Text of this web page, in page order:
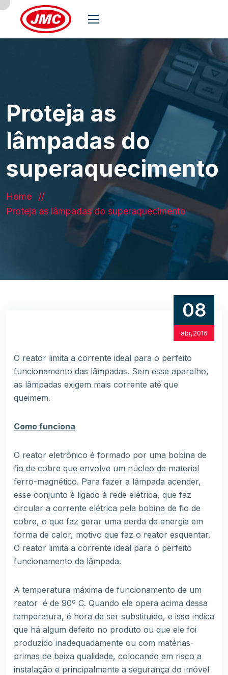
Proteja as
lâmpadas do
superaquecimento
Home
Proteja as lâmpadas do superaquecimento
08
abr,2016
O reator limita a corrente ideal para o perfeito
funcionamento das lâmpadas. Sem esse aparelho,
as lâmpadas exigem mais corrente até que
queimem.
Como funciona
O reator eletrônico é formado por uma bobina de
fio de cobre que envolve um núcleo de material
ferro-magnético. Para fazer a lâmpada acender,
esse conjunto é ligado à rede elétrica, que faz
circular a corrente elétrica pela bobina de fio de
cobre, o que faz gerar uma perda de energia em
forma de calor, motivo que faz o reator esquentar.
O reator limita a corrente ideal para o perfeito
funcionamento da lâmpada.
A temperatura máxima de funcionamento de um
reator é de 90º C. Quando ele opera acima dessa
temperatura, é hora de ser substituído, e isso indica
que há algum defeito no produto ou que ele foi
produzido inadequadamente ou com matérias-
primas de baixa qualidade, colocando em risco a
instalação e principalmente a segurança do imóvel